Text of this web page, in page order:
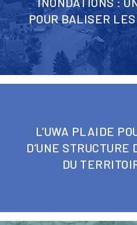
POUR BALISER
L’UWA PLAIDE
D’UNE STRUCTURE
DU